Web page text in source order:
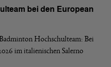
bei den European
Hochschulteam: Bei
im italienischen Salerno